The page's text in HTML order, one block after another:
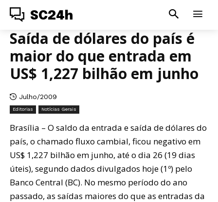
SC24h
Saída de dólares do país é
maior do que entrada em
US$ 1,227 bilhão em junho
Julho/2009
Editorias Notícias Gerais
Brasília – O saldo da entrada e saída de dólares do
país, o chamado fluxo cambial, ficou negativo em
US$ 1,227 bilhão em junho, até o dia 26 (19 dias
úteis), segundo dados divulgados hoje (1º) pelo
Banco Central (BC). No mesmo período do ano
passado, as saídas maiores do que as entradas da